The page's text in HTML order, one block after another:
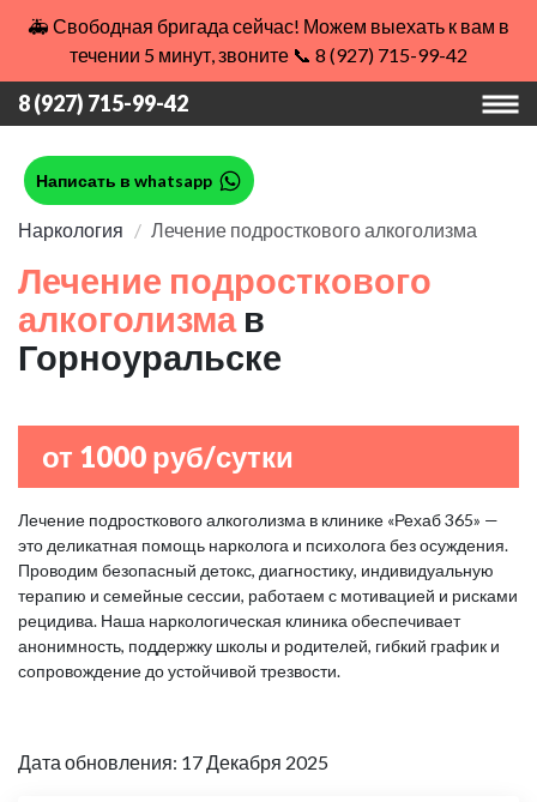
🚑 Свободная бригада сейчас! Можем выехать к вам в
течении 5 минут, звоните 📞 8 (927) 715-99-42
8 (927) 715-99-42
Написать в whatsapp
Наркология Лечение подросткового алкоголизма
Лечение подросткового
алкоголизма в
Горноуральске
от 1000 руб/сутки
Лечение подросткового алкоголизма в клинике «Рехаб 365» —
это деликатная помощь нарколога и психолога без осуждения.
Проводим безопасный детокс, диагностику, индивидуальную
терапию и семейные сессии, работаем с мотивацией и рисками
рецидива. Наша наркологическая клиника обеспечивает
анонимность, поддержку школы и родителей, гибкий график и
сопровождение до устойчивой трезвости.
Дата обновления: 17 Декабря 2025